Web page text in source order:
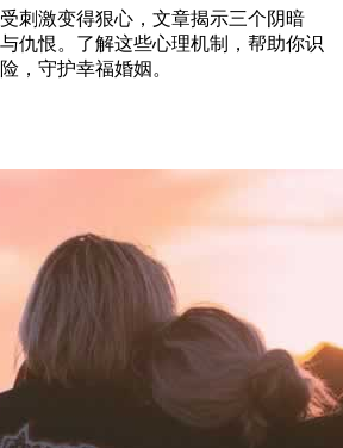
刺激变得狠心，文章揭示三个阴暗
仇恨。了解这些心理机制，帮助你识
，守护幸福婚姻。